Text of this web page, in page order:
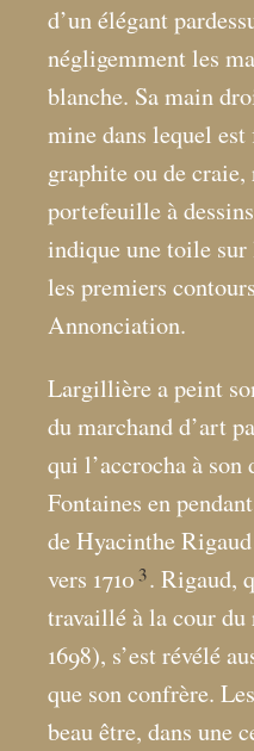
d’un élégant
négligemment les
blanche. Sa main
mine dans lequel
graphite ou de craie,
portefeuille à
indique une toile
les premiers
Annonciation.
Largillière a peint
du marchand d’art
qui l’accrocha à
Fontaines en
de Hyacinthe
vers 1710 3 . Rigaud,
travaillé à la cour
1698), s’est révélé
que son confrère.
beau être, dans une